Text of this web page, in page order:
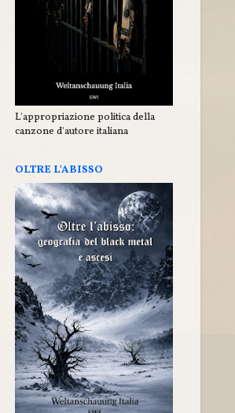
L'appropriazione politica della
canzone d'autore italiana
OLTRE L'ABISSO